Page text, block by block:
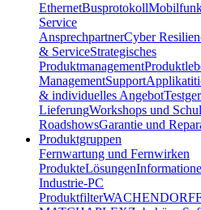
EthernetBusprotokoll
Service
AnsprechpartnerCyber
& ServiceStrategisches
Produktmanagement
ManagementSupport
& individuelles Angebot
LieferungWorkshops und
RoadshowsGarantie und
Produktgruppen
Fernwartung und Fernwirken
ProdukteLösungen
Industrie-PC
Produktfilter